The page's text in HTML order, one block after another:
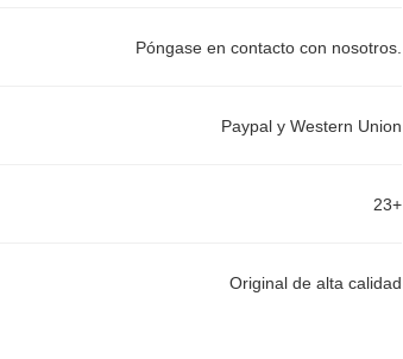
Póngase en contacto con nosotros.
Paypal y Western Union
23+
Original de alta calidad